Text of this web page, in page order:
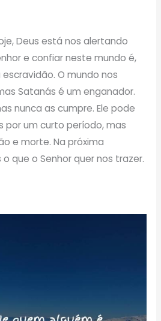
Deus está nos alertando
e confiar neste mundo é,
O mundo nos
Satanás é um enganador.
nunca as cumpre. Ele pode
por um curto período, mas
e morte. Na próxima
que o Senhor quer nos trazer.